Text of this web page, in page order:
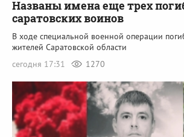
Названы имена еще трех
саратовских воинов
В ходе специальной военной операции
жителей Саратовской области
сегодня 17:31
1270